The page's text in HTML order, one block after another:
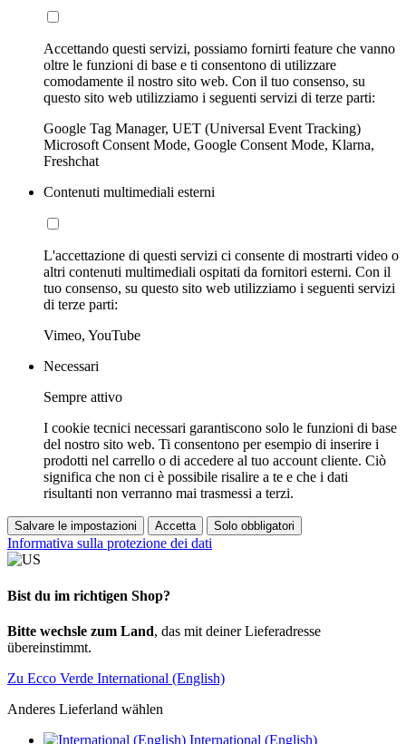
Accettando questi servizi, possiamo fornirti feature che vanno
oltre le funzioni di base e ti consentono di utilizzare
comodamente il nostro sito web. Con il tuo consenso, su
questo sito web utilizziamo i seguenti servizi di terze parti:
Google Tag Manager, UET (Universal Event Tracking)
Microsoft Consent Mode, Google Consent Mode, Klarna,
Freshchat
Contenuti multimediali esterni
L'accettazione di questi servizi ci consente di mostrarti video o
altri contenuti multimediali ospitati da fornitori esterni. Con il
tuo consenso, su questo sito web utilizziamo i seguenti servizi
di terze parti:
Vimeo, YouTube
Necessari
Sempre attivo
I cookie tecnici necessari garantiscono solo le funzioni di base
del nostro sito web. Ti consentono per esempio di inserire i
prodotti nel carrello o di accedere al tuo account cliente. Ciò
significa che non ci è possibile risalire a te e che i dati
risultanti non verranno mai trasmessi a terzi.
Salvare le impostazioni Accetta Solo obbligatori
Informativa sulla protezione dei dati
Bist du im richtigen Shop?
Bitte wechsle zum Land, das mit deiner Lieferadresse
übereinstimmt.
Zu Ecco Verde International (English)
Anderes Lieferland wählen
International (English)